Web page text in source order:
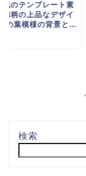
紙のテンプレート素
和柄の上品なデザイ
の葉模様の背景と...
検索